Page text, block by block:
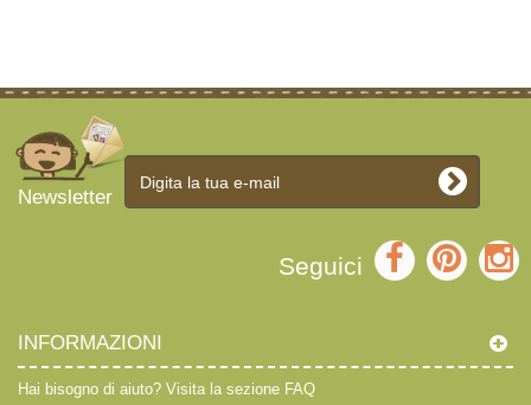
Newsletter
Seguici
INFORMAZIONI
Hai bisogno di aiuto? Visita la sezione FAQ